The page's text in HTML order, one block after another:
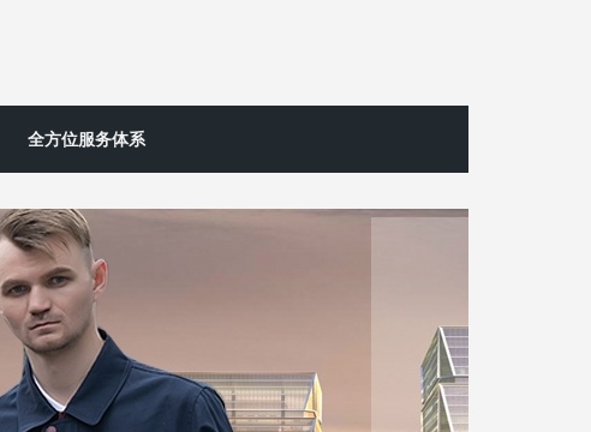
全方位服务体系